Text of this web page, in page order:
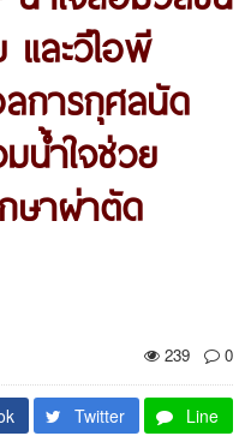
และวีไอพี
การกุศลนัด
น้ำใจช่วย
ษาผ่าตัด
239
0
Twitter Line